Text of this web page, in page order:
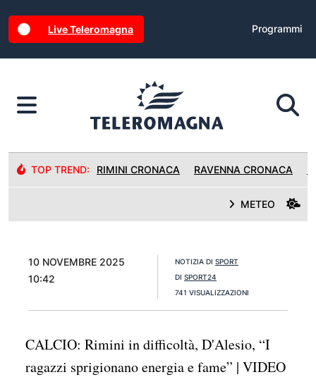
Live Teleromagna Programmi
TOP TREND: RIMINI CRONACA RAVENNA CRONACA
METEO
10 NOVEMBRE 2025
10:42
NOTIZIA DI SPORT
DI SPORT24
741 VISUALIZZAZIONI
CALCIO: Rimini in difficoltà, D'Alesio, “I
ragazzi sprigionano energia e fame” | VIDEO